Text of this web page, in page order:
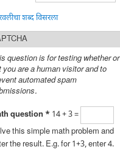
शब्द विसरला
question is for testing whether or
you are a human visitor and to
automated spam
question * 14 + 3 =
this simple math problem and
the result. E.g. for 1+3, enter 4.